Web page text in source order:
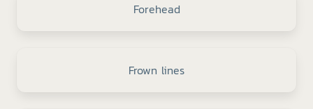
Forehead
Frown lines